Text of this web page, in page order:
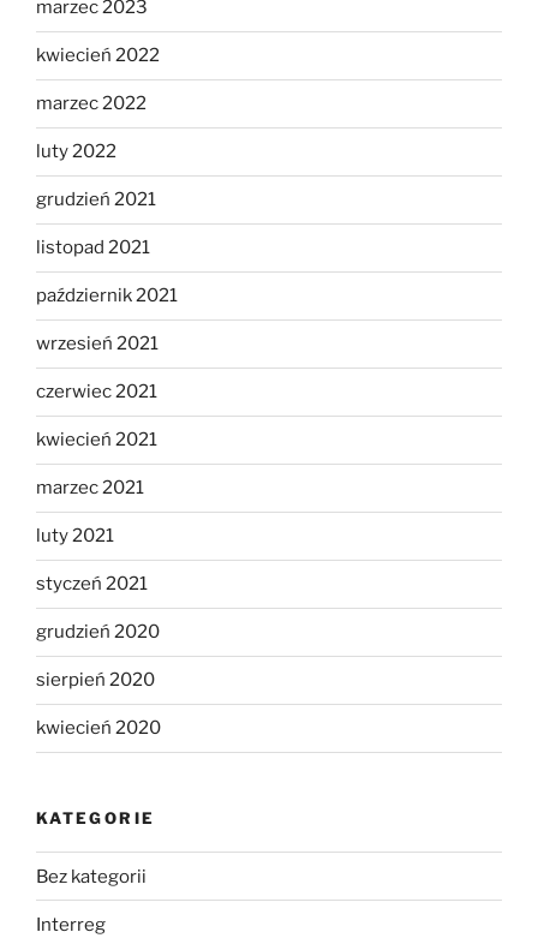
marzec 2023
kwiecień 2022
marzec 2022
luty 2022
grudzień 2021
listopad 2021
październik 2021
wrzesień 2021
czerwiec 2021
kwiecień 2021
marzec 2021
luty 2021
styczeń 2021
grudzień 2020
sierpień 2020
kwiecień 2020
KATEGORIE
Bez kategorii
Interreg